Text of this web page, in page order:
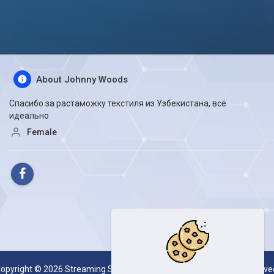
About Johnny Woods
Спасибо за растаможку текстиля из Узбекистана, всё
идеально
Female
© 2026 Streaming Server System SESKOAL. All rights